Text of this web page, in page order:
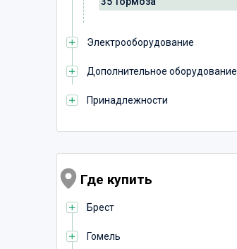
Электрооборудование
Дополнительное оборудование
Принадлежности
Где купить
Брест
Гомель